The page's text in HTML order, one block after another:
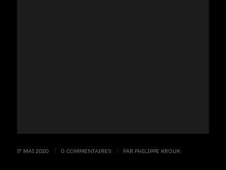
17 MAI 2020 / 0 COMMENTAIRES / PAR PHILIPPE KROUK